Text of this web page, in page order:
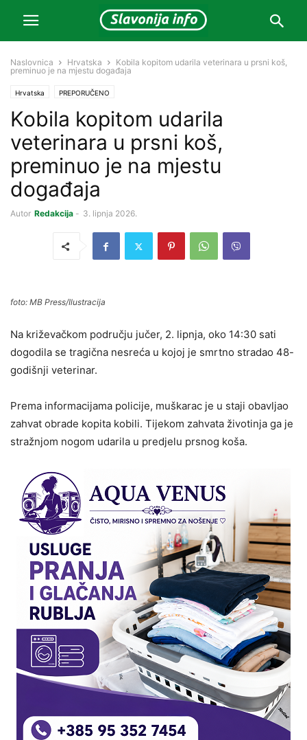
Naslovnica Hrvatska
Kobila kopitom udarila veterinara u prsni koš,
preminuo je na mjestu događaja
Hrvatska PREPORUČENO
Kobila kopitom udarila
veterinara u prsni koš,
preminuo je na mjestu
događaja
Autor Redakcija - 3. lipnja 2026.
foto: MB Press/Ilustracija
Na križevačkom području jučer, 2. lipnja, oko 14:30 sati
dogodila se tragična nesreća u kojoj je smrtno stradao 48-
godišnji veterinar.
Prema informacijama policije, muškarac je u staji obavljao
zahvat obrade kopita kobili. Tijekom zahvata životinja ga je
stražnjom nogom udarila u predjelu prsnog koša.